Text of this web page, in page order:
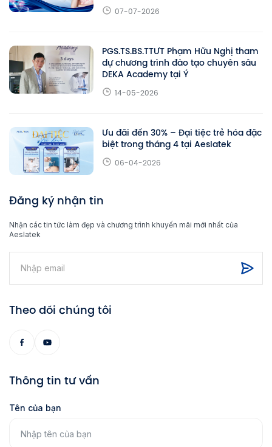
07-07-2026
PGS.TS.BS.TTƯT Phạm Hữu Nghị tham
dự chương trình đào tạo chuyên sâu
DEKA Academy tại Ý
14-05-2026
Ưu đãi đến 30% – Đại tiệc trẻ hóa đặc
biệt trong tháng 4 tại Aeslatek
06-04-2026
Đăng ký nhận tin
Nhận các tin tức làm đẹp và chương trình khuyến mãi mới nhất của
Aeslatek
Theo dõi chúng tôi
Thông tin tư vấn
Tên của bạn